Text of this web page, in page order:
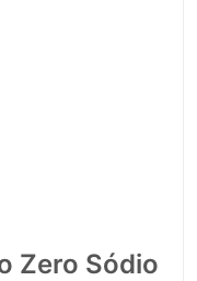
Zero Sódio